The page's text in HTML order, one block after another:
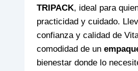
TRIPACK, ideal para
practicidad y cuidado.
confianza y calidad de
comodidad de un
bienestar donde lo